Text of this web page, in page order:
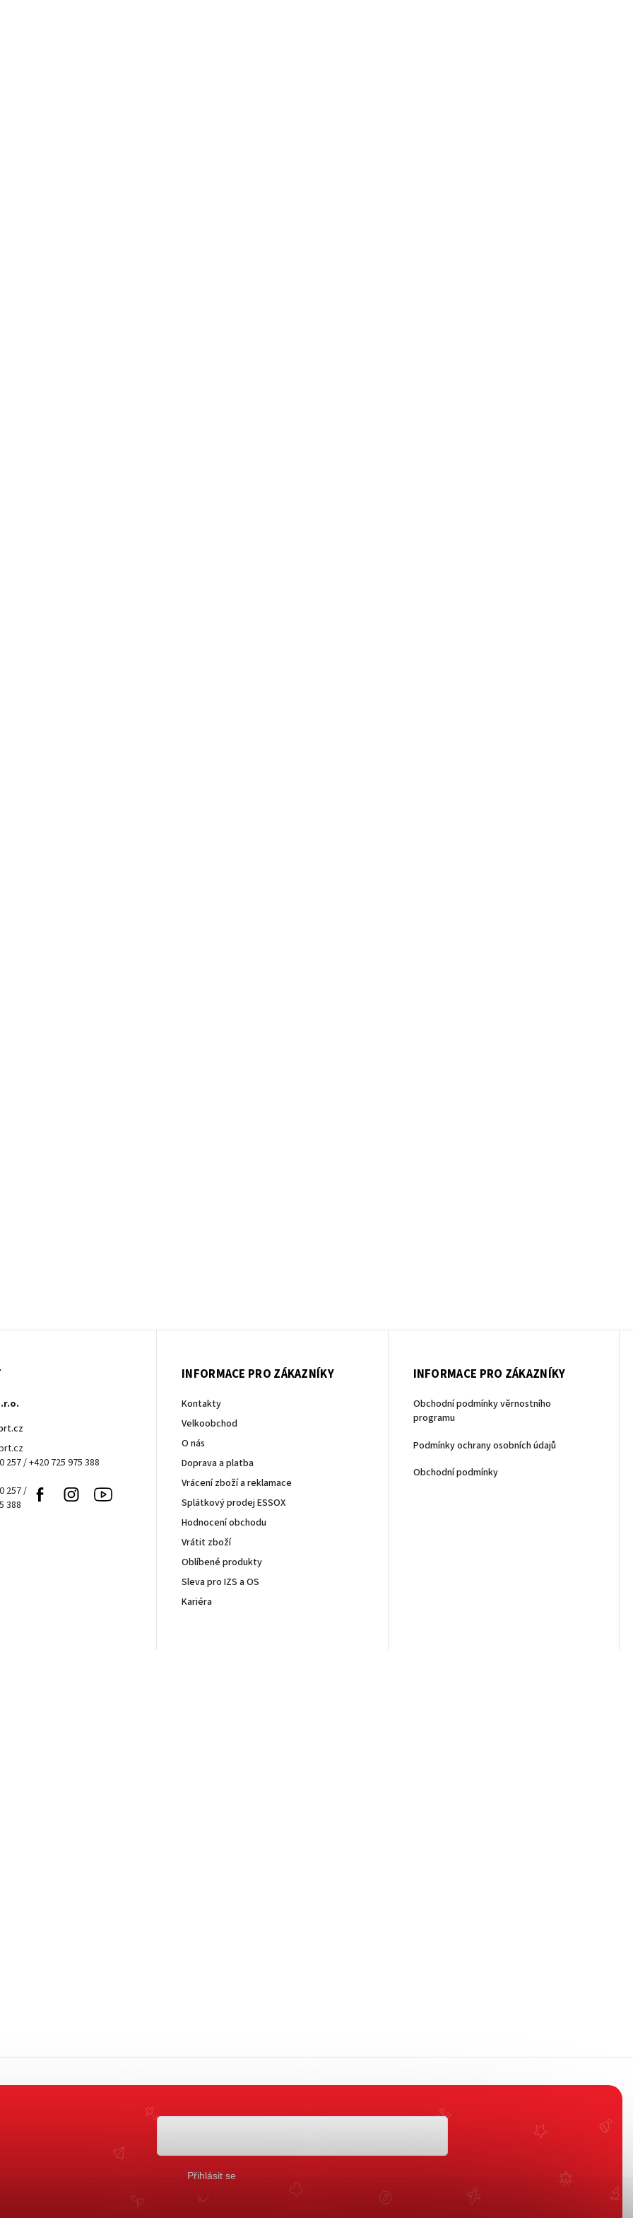
Přihlásit se
257 / +420 725 975 388
257 /
388
Facebook Instagram
INFORMACE PRO ZÁKAZNÍKY
Kontakty
Velkoobchod
O nás
Doprava a platba
Vrácení zboží a reklamace
Splátkový prodej ESSOX
Hodnocení obchodu
Vrátit zboží
Oblíbené produkty
Sleva pro IZS a OS
Kariéra
INFORMACE PRO ZÁKAZNÍKY
Obchodní podmínky věrnostního
programu
Podmínky ochrany osobních údajů
Obchodní podmínky